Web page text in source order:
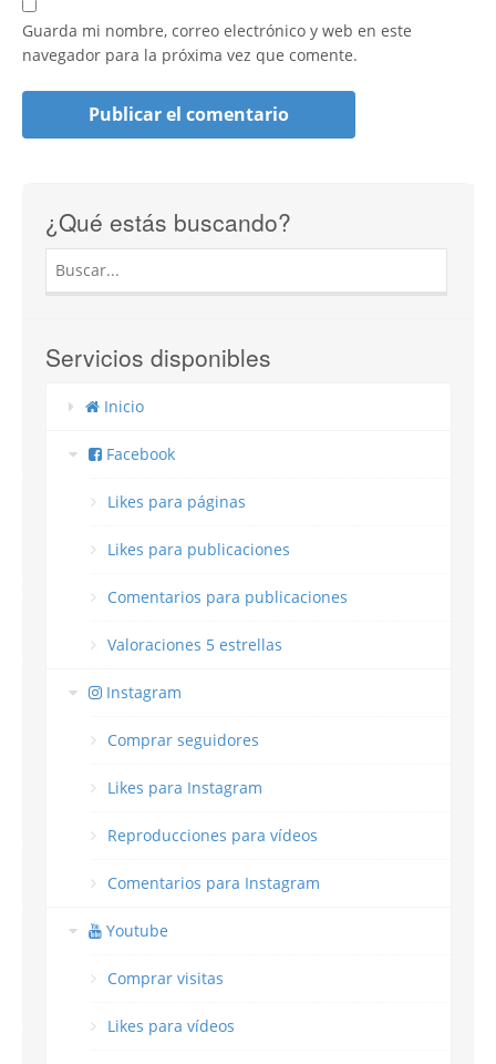
Guarda mi nombre, correo electrónico y web en este
navegador para la próxima vez que comente.
¿Qué estás buscando?
Servicios disponibles
Inicio
Facebook
Likes para páginas
Likes para publicaciones
Comentarios para publicaciones
Valoraciones 5 estrellas
Instagram
Comprar seguidores
Likes para Instagram
Reproducciones para vídeos
Comentarios para Instagram
Youtube
Comprar visitas
Likes para vídeos